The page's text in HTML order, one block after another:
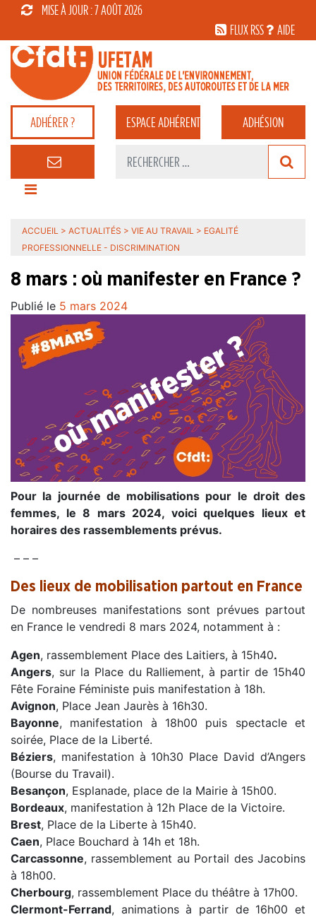
MISE À JOUR : 7 AOÛT 2026
FLUX RSS
AIDE
ADHÉRER ? ESPACEADHÉRENT ADHÉSION
ACCUEIL > ACTUALITÉS > VIE AU TRAVAIL > EGALITÉ
PROFESSIONNELLE - DISCRIMINATION
8 mars : où manifester en France ?
Publié le 5 mars 2024
Pour la journée de mobilisations pour le droit des
femmes, le 8 mars 2024, voici quelques lieux et
horaires des rassemblements prévus.
– – –
Des lieux de mobilisation partout en France
De nombreuses manifestations sont prévues partout
en France le vendredi 8 mars 2024, notamment à :
Agen, rassemblement Place des Laitiers, à 15h40.
Angers, sur la Place du Ralliement, à partir de 15h40
Fête Foraine Féministe puis manifestation à 18h.
Avignon, Place Jean Jaurès à 16h30.
Bayonne, manifestation à 18h00 puis spectacle et
soirée, Place de la Liberté.
Béziers, manifestation à 10h30 Place David d’Angers
(Bourse du Travail).
Besançon, Esplanade, place de la Mairie à 15h00.
Bordeaux, manifestation à 12h Place de la Victoire.
Brest, Place de la Liberte à 15h40.
Caen, Place Bouchard à 14h et 18h.
Carcassonne, rassemblement au Portail des Jacobins
à 18h00.
Cherbourg, rassemblement Place du théâtre à 17h00.
Clermont-Ferrand, animations à partir de 16h00 et